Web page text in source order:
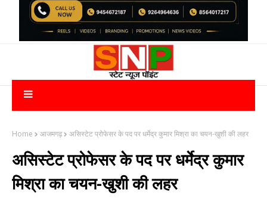
Home आजमगढ़ असिस्टेट प्रोफेसर के पद पर धर्मेद्र कुमार मिश्रा का चयन-खुशी की लहर
असिस्टेट प्रोफेसर के पद पर धर्मेद्र कुमार
मिश्रा का चयन-खुशी की लहर